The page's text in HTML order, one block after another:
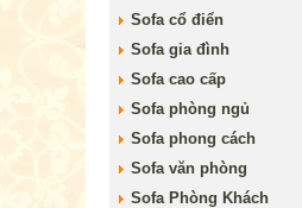
Sofa cổ điển
Sofa gia đình
Sofa cao cấp
Sofa phòng ngủ
Sofa phong cách
Sofa văn phòng
Sofa Phòng Khách